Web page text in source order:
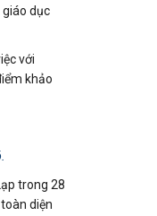
dục
với
khảo
trong 28
diện